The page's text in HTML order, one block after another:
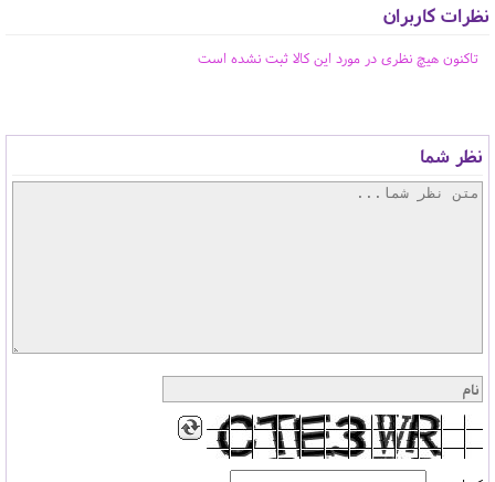
نظرات کاربران
تاکنون هیچ نظری در مورد این کالا ثبت نشده است
نظر شما